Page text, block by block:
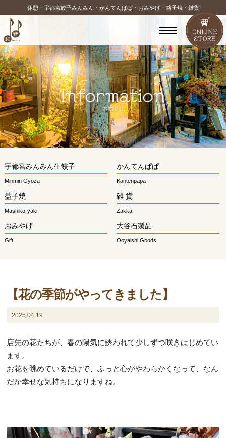
休憩・宇都宮餃子みんみん・かんてんぱぱ・おみやげ・益子焼・雑貨
宇都宮みんみん生餃子
Minmin Gyoza
かんてんぱぱ
Kantenpapa
益子焼
Mashiko-yaki
雑 貨
Zakka
おみやげ
Gift
大谷石製品
Ooyaishi Goods
【花の季節がやってきました】
2025.04.19
店先の花たちが、春の陽気に誘われて少しずつ咲きはじめてい
ます。
お花を眺めているだけで、ふっと心がやわらかくなって、なん
だか幸せな気持ちになりますね。